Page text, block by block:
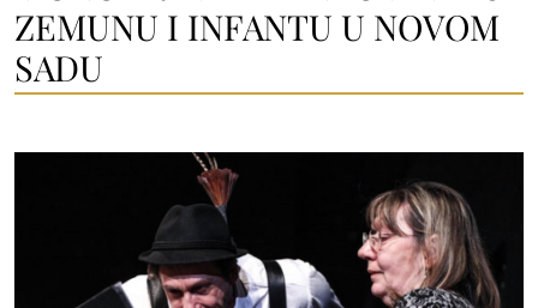
ZEMUNU I INFANTU U NOVOM
SADU